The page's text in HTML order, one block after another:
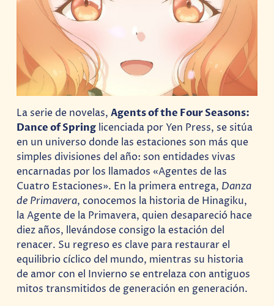
La serie de novelas,Agents of the Four Seasons:
Dance of Spring licenciada por Yen Press, se sitúa
en un universo donde las estaciones son más que
simples divisiones del año: son entidades vivas
encarnadas por los llamados «Agentes de las
Cuatro Estaciones». En la primera entrega, Danza
de Primavera, conocemos la historia de Hinagiku,
la Agente de la Primavera, quien desapareció hace
diez años, llevándose consigo la estación del
renacer. Su regreso es clave para restaurar el
equilibrio cíclico del mundo, mientras su historia
de amor con el Invierno se entrelaza con antiguos
mitos transmitidos de generación en generación.